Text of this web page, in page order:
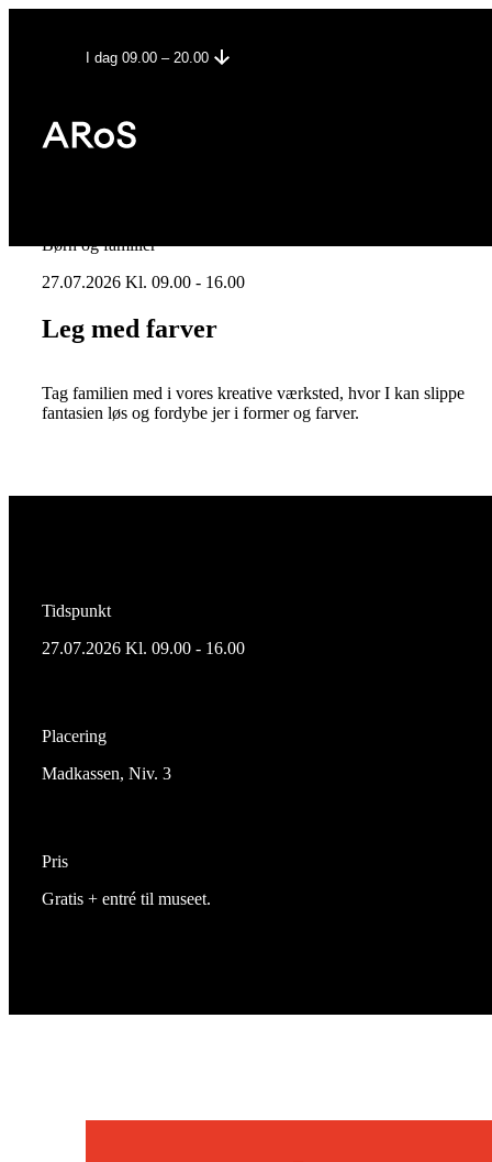
I dag 09.00 – 20.00
Børn og familier
27.07.2026 Kl. 09.00 - 16.00
Leg med farver
Tag familien med i vores kreative værksted, hvor I kan slippe
fantasien løs og fordybe jer i former og farver.
Tidspunkt
27.07.2026 Kl. 09.00 - 16.00
Placering
Madkassen, Niv. 3
Pris
Gratis + entré til museet.